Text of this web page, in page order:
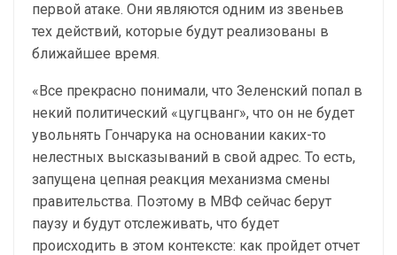
первой атаке. Они являются одним из звеньев
тех действий, которые будут реализованы в
ближайшее время.
«Все прекрасно понимали, что Зеленский попал в
некий политический «цугцванг», что он не будет
увольнять Гончарука на основании каких-то
нелестных высказываний в свой адрес. То есть,
запущена цепная реакция механизма смены
правительства. Поэтому в МВФ сейчас берут
паузу и будут отслеживать, что будет
происходить в этом контексте: как пройдет отчет